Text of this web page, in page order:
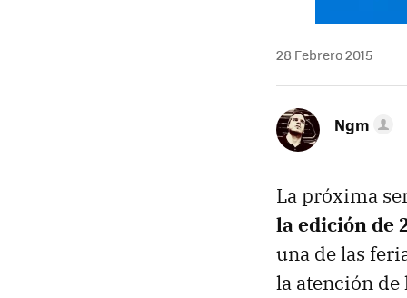
28 Febrero 2015
Ngm
La próxima
la edición de
una de las
la atención de